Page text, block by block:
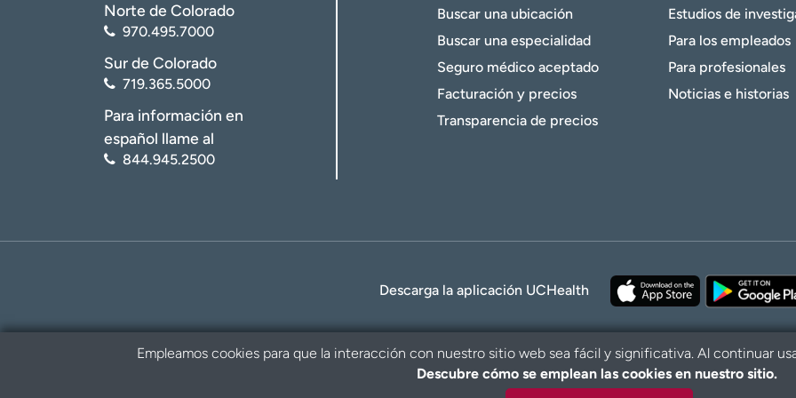
Norte de Colorado
970.495.7000
Sur de Colorado
719.365.5000
Para información en
español llame al
844.945.2500
Buscar una ubicación
Buscar una especialidad
Seguro médico aceptado
Facturación y precios
Transparencia de precios
Estudios de
Para los empleados
Para profesionales
Noticias e historias
Descarga la aplicación UCHealth
Empleamos cookies para que la interacción con nuestro sitio web sea fácil y significativa. Al continuar
Descubre cómo se emplean las cookies en nuestro sitio.